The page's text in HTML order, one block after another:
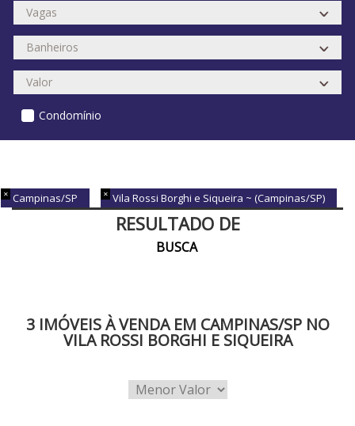
Condomínio
Campinas/SP Vila Rossi Borghi e Siqueira ~ (Campinas/SP)
RESULTADO DE
BUSCA
3 IMÓVEIS À VENDA EM CAMPINAS/SP NO
VILA ROSSI BORGHI E SIQUEIRA